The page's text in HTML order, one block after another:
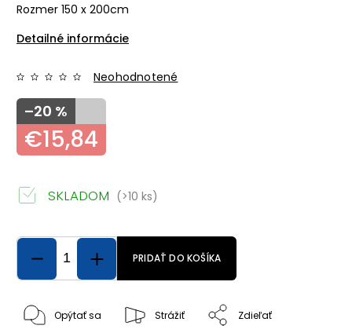
Rozmer 150 x 200cm
Detailné informácie
Neohodnotené
–20 %
€15,84
SKLADOM (>10 ks)
PRIDAŤ DO KOŠÍKA
Opýtať sa Strážiť Zdieľať